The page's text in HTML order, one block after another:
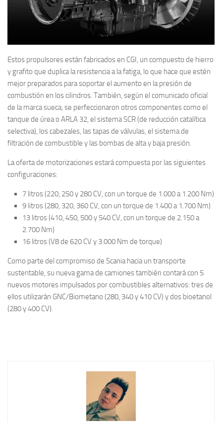
Estos propulsores están fabricados en CGI, un compuesto de hierro
y grafito que duplica la resistencia a la fatiga, lo que hace que estén
mejor preparados para soportar el aumento en la presión de
combustión en los cilindros. También, según el comunicado oficial
de la marca sueca, se perfeccionaron otros componentes como el
tanque de úrea o ARLA 32, el sistema SCR (de reducción catalítica
selectiva), los cabezales, las tapas de válvulas, el sistema de
filtración de combustible y las bombas de alta y baja presión.
La oferta de motorizaciones estará compuesta por las siguientes
configuraciones:
7 litros (220, 250 y 280 CV, con un torque de 1.000 a 1.200 Nm)
9 litros (280, 320, 360 CV, con un torque de 1.400 a 1.700 Nm)
13 litros (410, 450, 500 y 540 CV, con un torque de 2.150 a
2.700 Nm)
16 litros (V8 de 620 CV y 3.000 Nm de torque)
Como parte del compromiso de Scania hacia un transporte
sustentable, su nueva gama de camiones también contará con 5
nuevos motores impulsados por combustibles alternativos: tres de
ellos utilizarán GNC/Biometano (280, 340 y 410 CV) y dos bioetanol
(280 y 400 CV).